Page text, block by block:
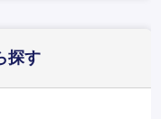
探す